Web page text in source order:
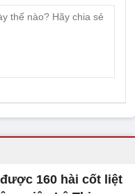
160 hài cốt liệt